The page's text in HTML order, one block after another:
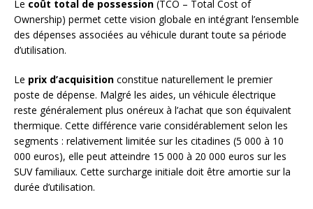
Le coût total de possession (TCO – Total Cost of
Ownership) permet cette vision globale en intégrant l’ensemble
des dépenses associées au véhicule durant toute sa période
d’utilisation.
Le prix d’acquisition constitue naturellement le premier
poste de dépense. Malgré les aides, un véhicule électrique
reste généralement plus onéreux à l’achat que son équivalent
thermique. Cette différence varie considérablement selon les
segments : relativement limitée sur les citadines (5 000 à 10
000 euros), elle peut atteindre 15 000 à 20 000 euros sur les
SUV familiaux. Cette surcharge initiale doit être amortie sur la
durée d’utilisation.